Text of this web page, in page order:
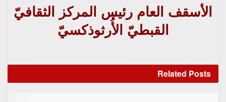
الأسقف العام رئيس المركز الثقافيّ
القبطيّ الأُرثوذكسيّ
Related Posts